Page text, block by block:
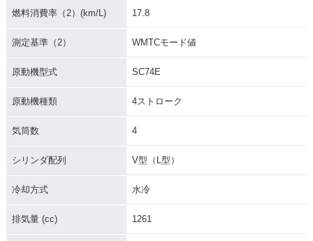
燃料消費率（2）(km/L) 17.8
測定基準（2） WMTCモード値
原動機型式 SC74E
原動機種類 4ストローク
気筒数 4
シリンダ配列 V型（L型）
冷却方式 水冷
排気量 (cc) 1261